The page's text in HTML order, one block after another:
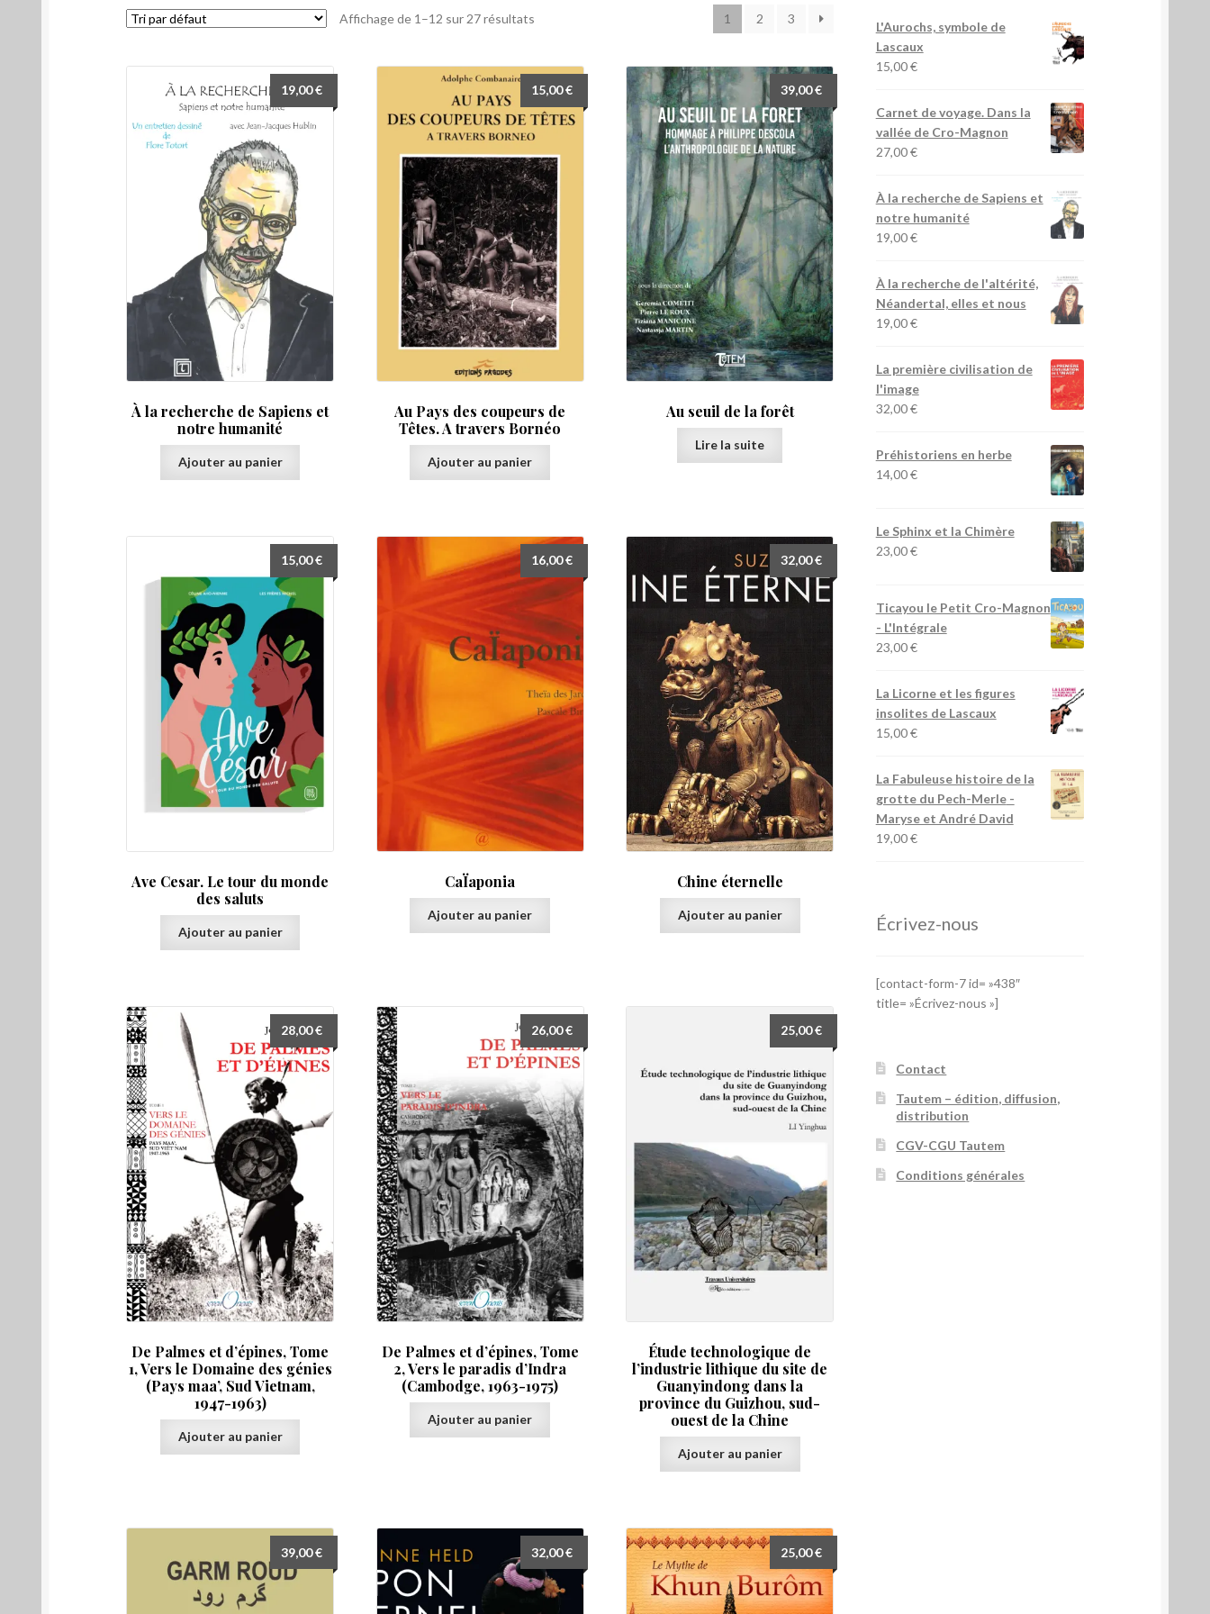
Affichage de 1–12 sur 27 résultats 1 2 3
À la recherche de Sapiens et
notre humanité
19,00€
Ajouter au panier
Au Pays des coupeurs de
Têtes. A travers Bornéo
15,00€
Ajouter au panier
Au seuil de la forêt
39,00€
Lire la suite
Ave Cesar. Le tour du monde
des saluts
15,00€
Ajouter au panier
CaÏaponia
16,00€
Ajouter au panier
Chine éternelle
32,00€
Ajouter au panier
De Palmes et d’épines, Tome
1, Vers le Domaine des génies
(Pays maa’, Sud Vietnam,
1947-1963)
28,00€
Ajouter au panier
De Palmes et d’épines, Tome
2, Vers le paradis d’Indra
(Cambodge, 1963-1975)
26,00€
Ajouter au panier
Étude technologique de
l’industrie lithique du site de
Guanyindong dans la
province du Guizhou, sud-
ouest de la Chine
25,00€
Ajouter au panier
39,00€ 32,00€ 25,00€
L'Aurochs, symbole de
Lascaux
15,00€
Carnet de voyage. Dans la
vallée de Cro-Magnon
27,00€
À la recherche de Sapiens et
notre humanité
19,00€
À la recherche de l'altérité,
Néandertal, elles et nous
19,00€
La première civilisation de
l'image
32,00€
Préhistoriens en herbe
14,00€
Le Sphinx et la Chimère
23,00€
Ticayou le Petit Cro-Magnon
- L'Intégrale
23,00€
La Licorne et les figures
insolites de Lascaux
15,00€
La Fabuleuse histoire de la
grotte du Pech-Merle-
Maryse et André David
19,00€
Écrivez-nous
[contact-form-7 id= »438″
title= »Écrivez-nous »]
Contact
Tautem – édition, diffusion,
distribution
CGV-CGU Tautem
Conditions générales